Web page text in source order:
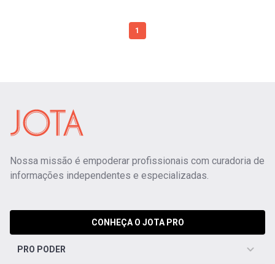
1
Nossa missão é empoderar profissionais com curadoria de
informações independentes e especializadas.
CONHEÇA O JOTA PRO
PRO PODER